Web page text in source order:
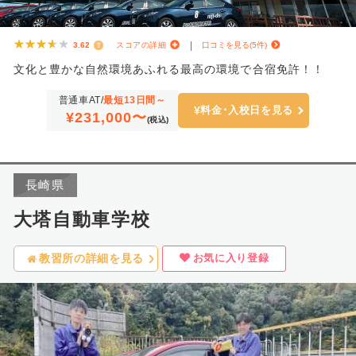
★★★★★
★★★★★ 3.62 スコアの詳細 口コミを見る(5件)
文化と豊かな自然環境あふれる最高の環境で合宿免許！！
普通車AT/最短13日間～
¥231,000〜(税込)
料金･入校日を見る
長崎県
大塔自動車学校
教習所の詳細を見る お気に入り登録